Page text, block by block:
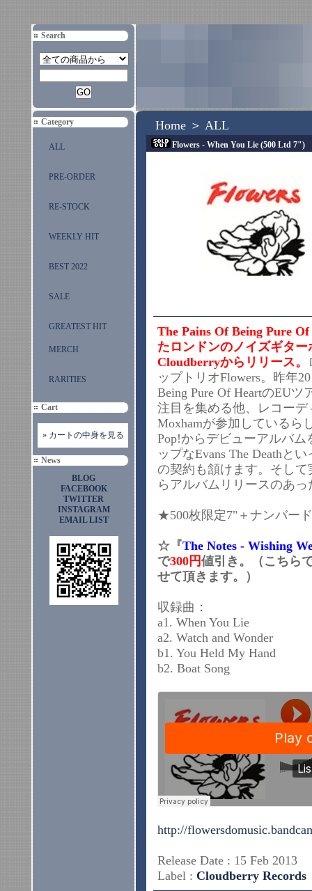
Search
Category
ALL
PRE-ORDER
RE-STOCK
WEEKLY HIT
BEST 2022
SALE
GREATEST HIT
MERCH
RARITIES
Cart
» カートの中身を見る
News
BLOG
FACEBOOK
TWITTER
INSTAGRAM
EMAIL LIST
Home ＞ ALL
Flowers - When You Lie (500 Ltd 7")
The Pains Of Being Pure
たロンドンのノイズギタ
Cloudberryからリリース。
ップトリオFlowers。昨年
Being Pure Of HeartのEU
注目を集める他、レコーデ
Moxhamが参加しているら
Pop!からデビューアルバ
ップなEvans The Deathと
の契約も頷けます。そして
らアルバムリリースのあ
★500枚限定7"＋ナンバード
☆『The Notes - Wishing
で300円値引き。（こちら
せて頂きます。）
収録曲：
a1. When You Lie
a2. Watch and Wonder
b1. You Held My Hand
b2. Boat Song
http://
Release Date : 15 Feb
Label : Cloudberry Records